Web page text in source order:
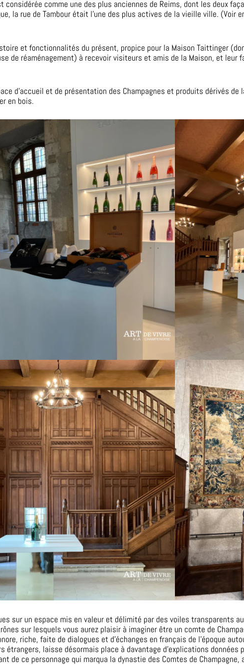
comme une des plus anciennes de Reims, dont les deux
la rue de Tambour était l’une des plus actives de la vieille ville. (Voir
et fonctionnalités du présent, propice pour la Maison Taittinger
de réaménagement) à recevoir visiteurs et amis de la Maison, et leur
d’accueil et de présentation des Champagnes et produits dérivés
en bois.
sur un espace mis en valeur et délimité par des voiles transparents
sur lesquels vous aurez plaisir à imaginer être un comte de
riche, faite de dialogues et d’échanges en français de l’époque
laisse désormais place à davantage d’explications données
de ce personnage qui marqua la dynastie des Comtes de Champagne,